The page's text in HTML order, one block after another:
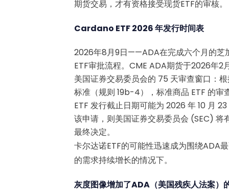
期货交易，才有资格接受现货ETF的审核。
Cardano ETF 2026 年发行时间表
2026年8月9日——ADA在完成六个月的芝
ETF审批流程。CME ADA期货于2026年2
美国证券交易委员会的 75 天审查窗口：
标准（规则 19b-4），标准商品 ETF 的审
ETF 发行截止日期可能为 2026 年 10 月
该申请，则美国证券交易委员会 (SEC)
最终决定。
卡尔达诺ETF的可能性迅速成为围绕ADA
的需求持续增长的情况下。
灰度图像增加了ADA（美国残疾人法案）